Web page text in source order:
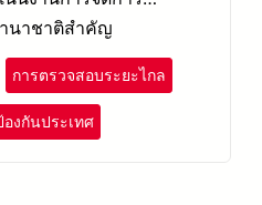
นาชาติสำคัญ
การตรวจสอบระยะไกล
งกันประเทศ